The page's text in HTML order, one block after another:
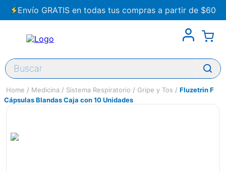
Envío GRATIS en todas tus compras a partir de $60
Buscar
Medicina Sistema Respiratorio Gripe y Tos
Fluzetrin F
Cápsulas Blandas Caja con 10 Unidades